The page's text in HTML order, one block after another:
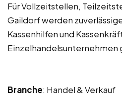
Für Vollzeitstellen,
Gaildorf werden
Kassenhilfen und
Einzelhandelsunternehmen
Branche: Handel & Verkauf